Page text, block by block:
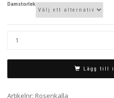
Damstorlek
Lägg till i
Artikelnr: Rosenkalla